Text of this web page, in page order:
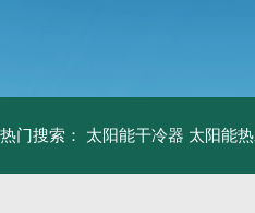
热门搜索： 太阳能干冷器 太阳能